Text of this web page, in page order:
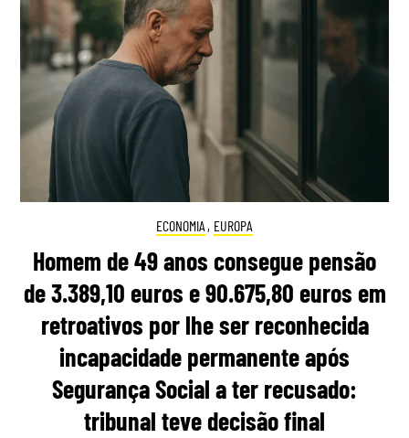
ECONOMIA , EUROPA
Homem de 49 anos consegue pensão
de 3.389,10 euros e 90.675,80 euros em
retroativos por lhe ser reconhecida
incapacidade permanente após
Segurança Social a ter recusado:
tribunal teve decisão final